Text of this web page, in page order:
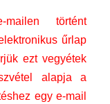
történt
űrlap
ezt vegyétek
alapja a
egy e-mail